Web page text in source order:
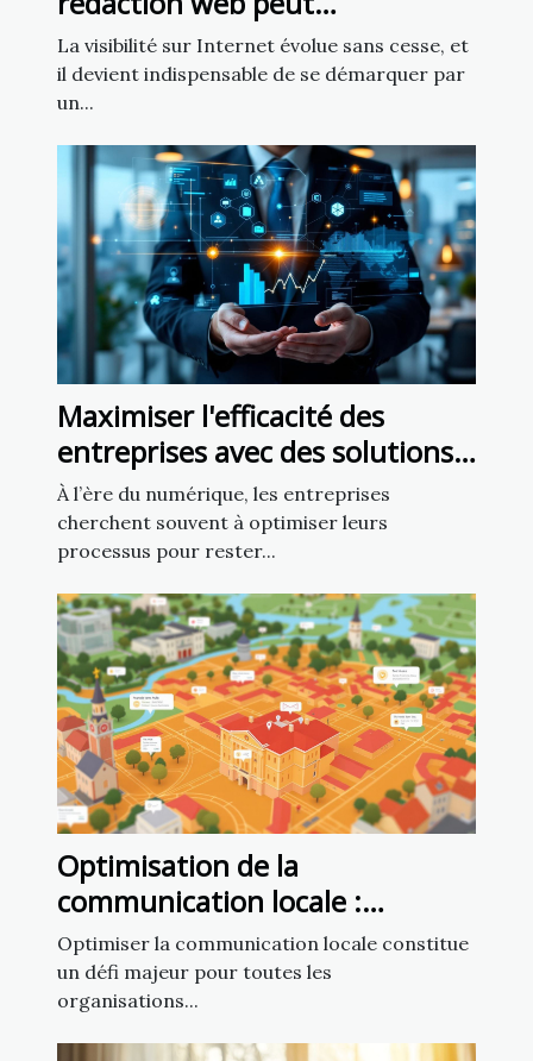
transformer votre présence en
ligne
La visibilité sur Internet évolue sans cesse, et
il devient indispensable de se démarquer par
un...
Maximiser l'efficacité des
entreprises avec des solutions
numériques personnalisées
À l’ère du numérique, les entreprises
cherchent souvent à optimiser leurs
processus pour rester...
Optimisation de la
communication locale :
exploiter un fichier d’emails de
mairies
Optimiser la communication locale constitue
un défi majeur pour toutes les
organisations...